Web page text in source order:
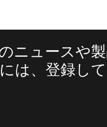
ニュースや
は、登録して